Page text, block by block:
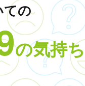
ての
の気持ち